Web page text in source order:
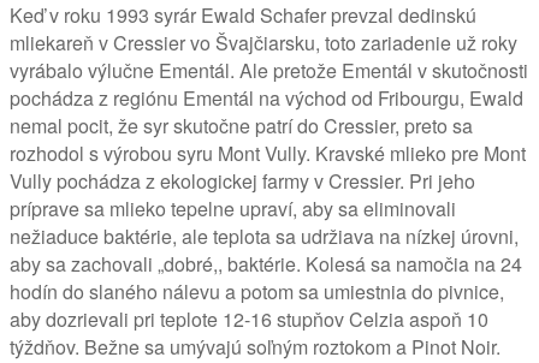
Keď v roku 1993 syrár Ewald Schafer prevzal dedinskú
mliekareň v Cressier vo Švajčiarsku, toto zariadenie už roky
vyrábalo výlučne Ementál. Ale pretože Ementál v skutočnosti
pochádza z regiónu Ementál na východ od Fribourgu, Ewald
nemal pocit, že syr skutočne patrí do Cressier, preto sa
rozhodol s výrobou syru Mont Vully. Kravské mlieko pre Mont
Vully pochádza z ekologickej farmy v Cressier. Pri jeho
prípravesa mlieko tepelne upraví, aby sa eliminovali
nežiaduce baktérie, ale teplota sa udržiava na nízkej úrovni,
aby sa zachovali „dobré,, baktérie. Kolesá sa namočia na 24
hodín do slaného nálevu a potom sa umiestnia do pivnice,
aby dozrievali pri teplote 12-16 stupňov Celzia aspoň 10
týždňov. Bežne sa umývajú soľným roztokom a Pinot Noir.